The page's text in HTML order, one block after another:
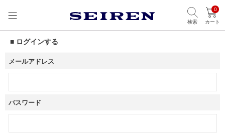
検索
0
カート
■ ログインする
メールアドレス
パスワード